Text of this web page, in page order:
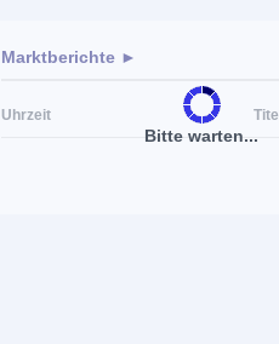
Bitte warten...
Marktberichte ►
Uhrzeit Titel